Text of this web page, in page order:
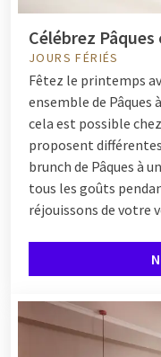
Célébrez Pâques
JOURS FÉRIÉS
Fêtez le printemps
ensemble de Pâques
cela est possible
proposent
brunch de Pâques à
tous les goûts
réjouissons de votre